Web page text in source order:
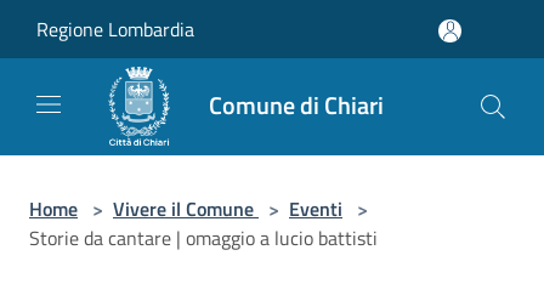
Regione Lombardia
Comune di Chiari
Home > Vivere il Comune > Eventi >
Storie da cantare | omaggio a lucio battisti